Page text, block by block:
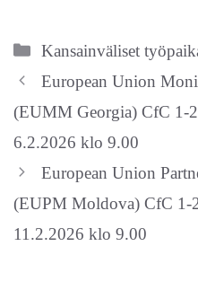
Kategoriat
Kansainväliset
European Union
(EUMM Georgia) CfC 1-
6.2.2026 klo 9.00
European Union
(EUPM Moldova) CfC 1-
11.2.2026 klo 9.00